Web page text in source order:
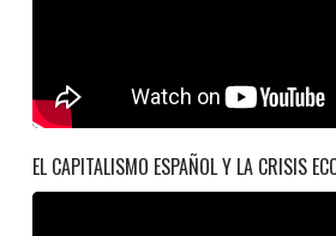
EL CAPITALISMO ESPAÑOL Y LA CRISIS